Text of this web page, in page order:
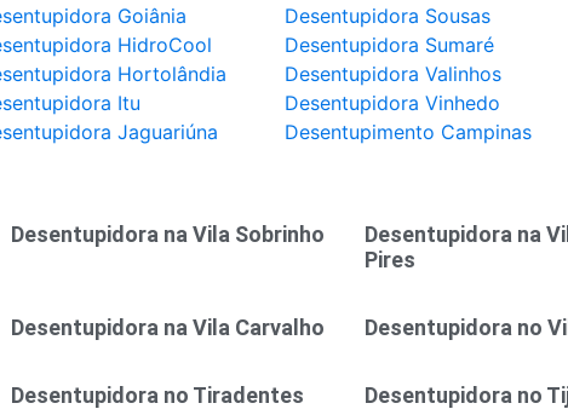
Goiânia
HidroCool
Hortolândia
Itu
Jaguariúna
Desentupidora Sousas
Desentupidora Sumaré
Desentupidora Valinhos
Desentupidora Vinhedo
Desentupimento Campinas
Desentupidora na Vila Sobrinho
Desentupidora na
Pires
Desentupidora na Vila Carvalho Desentupidora no
Desentupidora no Tiradentes Desentupidora no